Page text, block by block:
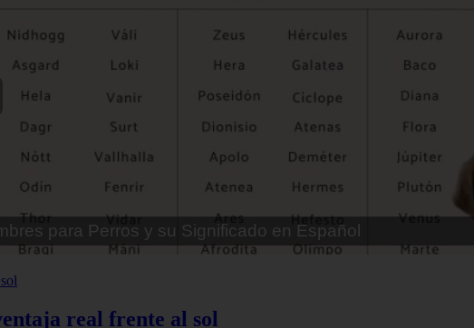
para Perros Machos con Manchas Negras
real frente al sol